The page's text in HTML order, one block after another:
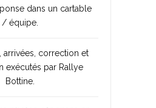
dans un cartable
/ équipe.
arrivées, correction et
exécutés par Rallye
Bottine.